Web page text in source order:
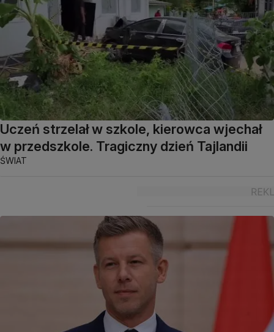
Uczeń strzelał w szkole, kierowca wjechał
w przedszkole. Tragiczny dzień Tajlandii
ŚWIAT